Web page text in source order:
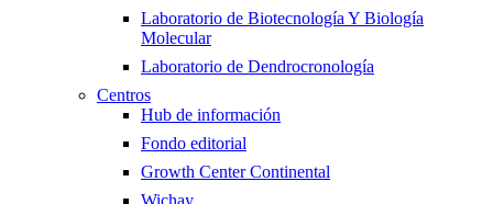
Laboratorio de Biotecnología Y Biología
Molecular
Laboratorio de Dendrocronología
Centros
Hub de información
Fondo editorial
Growth Center Continental
Wichay